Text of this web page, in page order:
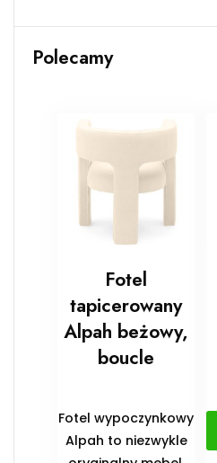
Polecamy
Fotel
tapicerowany
Alpah beżowy,
boucle
Fotel wypoczynkowy
Alpah to niezwykle